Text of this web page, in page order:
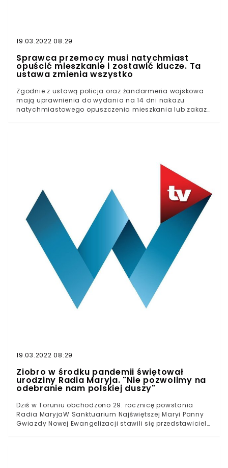
19.03.2022 08:29
Sprawca przemocy musi natychmiast
opuścić mieszkanie i zostawić klucze. Ta
ustawa zmienia wszystko
Zgodnie z ustawą policja oraz żandarmeria wojskowa
mają uprawnienia do wydania na 14 dni nakazu
natychmiastowego opuszczenia mieszkania lub zakazu
przemocy może zabrać rzeczy osobiste, rzeczy
potrzebne do wykonywania pracy, a także psa, jeśli jest
na to zgoda reszty rodziny. Musi zostawić klucze do
domu. Złamanie zakazu jest wykroczeniem, za które
grozi kara aresztu, ograniczenia wolności bądź grzywny
do 5000 złotych.Projekt jest wzorowany na rozwiązaniu
austriackim, to zaś uchodzi za wzorcowe.
19.03.2022 08:29
Ziobro w środku pandemii świętował
urodziny Radia Maryja. "Nie pozwolimy na
odebranie nam polskiej duszy"
Dziś w Toruniu obchodzono 29. rocznicę powstania
Radia MaryjaW Sanktuarium Najświętszej Maryi Panny
Gwiazdy Nowej Ewangelizacji stawili się przedstawiciele